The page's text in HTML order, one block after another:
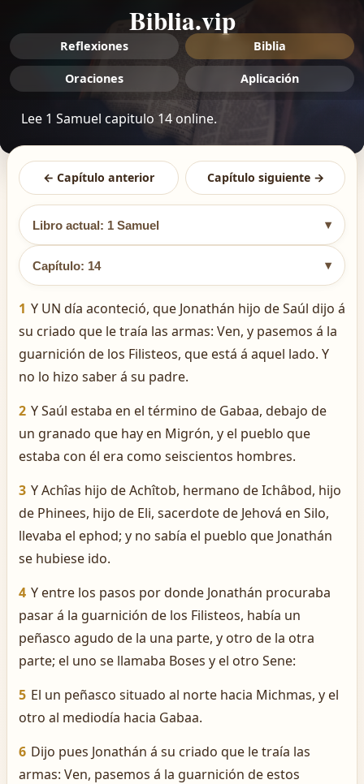
Biblia.vip
Reflexiones Biblia
Oraciones Aplicación
Lee 1 Samuel capitulo 14 online.
← Capítulo anterior Capítulo siguiente →
Libro actual: 1 Samuel ▾
Capítulo: 14 ▾
1 Y UN día aconteció, que Jonathán hijo de Saúl dijo á
su criado que le traía las armas: Ven, y pasemos á la
guarnición de los Filisteos, que está á aquel lado. Y
no lo hizo saber á su padre.
2 Y Saúl estaba en el término de Gabaa, debajo de
un granado que hay en Migrón, y el pueblo que
estaba con él era como seiscientos hombres.
3 Y Achîas hijo de Achîtob, hermano de Ichâbod, hijo
de Phinees, hijo de Eli, sacerdote de Jehová en Silo,
llevaba el ephod; y no sabía el pueblo que Jonathán
se hubiese ido.
4 Y entre los pasos por donde Jonathán procuraba
pasar á la guarnición de los Filisteos, había un
peñasco agudo de la una parte, y otro de la otra
parte; el uno se llamaba Boses y el otro Sene:
5 El un peñasco situado al norte hacia Michmas, y el
otro al mediodía hacia Gabaa.
6 Dijo pues Jonathán á su criado que le traía las
armas: Ven, pasemos á la guarnición de estos